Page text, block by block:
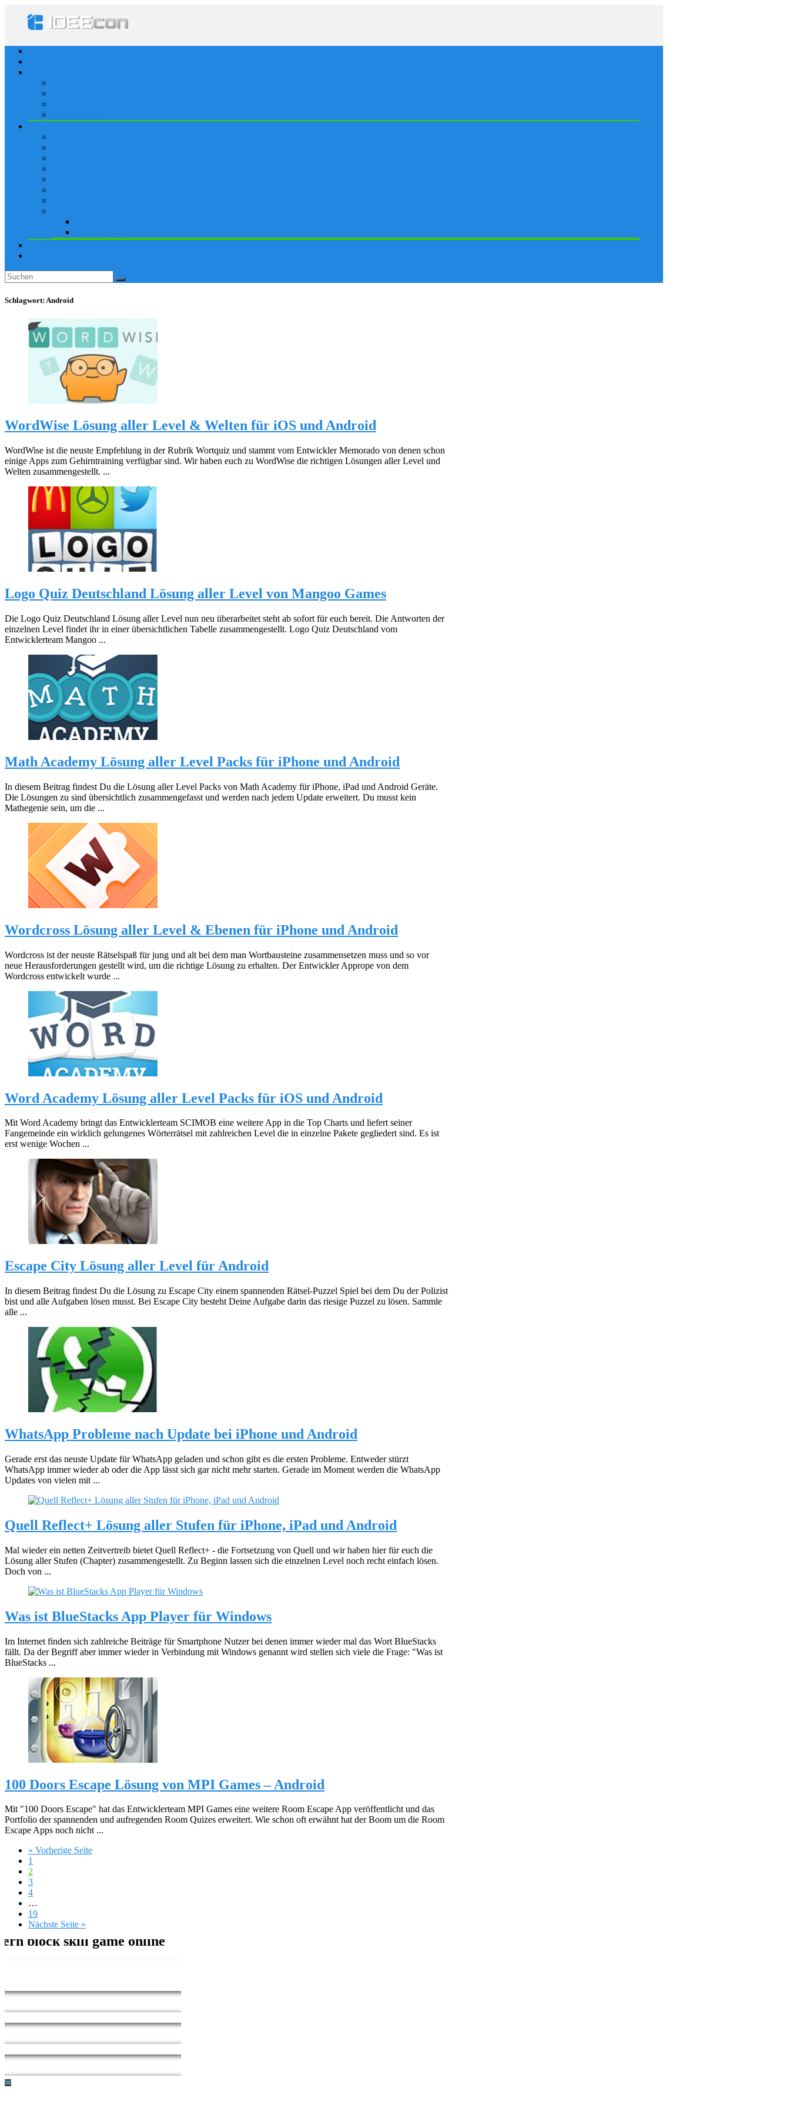
Schlagwort: Android
WordWise Lösung aller Level & Welten für iOS und Android
WordWise ist die neuste Empfehlung in der Rubrik Wortquiz und stammt vom Entwickler Memorado von denen schon
einige Apps zum Gehirntraining verfügbar sind. Wir haben euch zu WordWise die richtigen Lösungen aller Level und
Welten zusammengestellt. ...
Logo Quiz Deutschland Lösung aller Level von Mangoo Games
Die Logo Quiz Deutschland Lösung aller Level nun neu überarbeitet steht ab sofort für euch bereit. Die Antworten der
einzelnen Level findet ihr in einer übersichtlichen Tabelle zusammengestellt. Logo Quiz Deutschland vom
Entwicklerteam Mangoo ...
Math Academy Lösung aller Level Packs für iPhone und Android
In diesem Beitrag findest Du die Lösung aller Level Packs von Math Academy für iPhone, iPad und Android Geräte.
Die Lösungen zu sind übersichtlich zusammengefasst und werden nach jedem Update erweitert. Du musst kein
Mathegenie sein, um die ...
Wordcross Lösung aller Level & Ebenen für iPhone und Android
Wordcross ist der neuste Rätselspaß für jung und alt bei dem man Wortbausteine zusammensetzen muss und so vor
neue Herausforderungen gestellt wird, um die richtige Lösung zu erhalten. Der Entwickler Apprope von dem
Wordcross entwickelt wurde ...
Word Academy Lösung aller Level Packs für iOS und Android
Mit Word Academy bringt das Entwicklerteam SCIMOB eine weitere App in die Top Charts und liefert seiner
Fangemeinde ein wirklich gelungenes Wörterrätsel mit zahlreichen Level die in einzelne Pakete gegliedert sind. Es ist
erst wenige Wochen ...
Escape City Lösung aller Level für Android
In diesem Beitrag findest Du die Lösung zu Escape City einem spannenden Rätsel-Puzzel Spiel bei dem Du der Polizist
bist und alle Aufgaben lösen musst. Bei Escape City besteht Deine Aufgabe darin das riesige Puzzel zu lösen. Sammle
alle ...
WhatsApp Probleme nach Update bei iPhone und Android
Gerade erst das neuste Update für WhatsApp geladen und schon gibt es die ersten Probleme. Entweder stürzt
WhatsApp immer wieder ab oder die App lässt sich gar nicht mehr starten. Gerade im Moment werden die WhatsApp
Updates von vielen mit ...
Quell Reflect+ Lösung aller Stufen für iPhone, iPad und Android
Mal wieder ein netten Zeitvertreib bietet Quell Reflect+ - die Fortsetzung von Quell und wir haben hier für euch die
Lösung aller Stufen (Chapter) zusammengestellt. Zu Beginn lassen sich die einzelnen Level noch recht einfach lösen.
Doch von ...
Was ist BlueStacks App Player für Windows
Im Internet finden sich zahlreiche Beiträge für Smartphone Nutzer bei denen immer wieder mal das Wort BlueStacks
fällt. Da der Begriff aber immer wieder in Verbindung mit Windows genannt wird stellen sich viele die Frage: "Was ist
BlueStacks ...
100 Doors Escape Lösung von MPI Games – Android
Mit "100 Doors Escape" hat das Entwicklerteam MPI Games eine weitere Room Escape App veröffentlicht und das
Portfolio der spannenden und aufregenden Room Quizes erweitert. Wie schon oft erwähnt hat der Boom um die Room
Escape Apps noch nicht ...
« Vorherige Seite
1
2
3
4
…
19
Nächste Seite »